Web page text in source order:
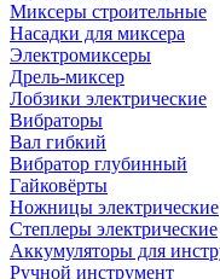
Миксеры строительные
Насадки для миксера
Электромиксеры
Дрель-миксер
Лобзики электрические
Вибраторы
Вал гибкий
Вибратор глубинный
Гайковёрты
Ножницы электрические
Степлеры электрические
Аккумуляторы для
Ручной инструмент